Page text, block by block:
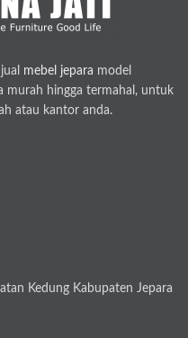
mebel jepara model
murah hingga termahal, untuk
atau kantor anda.
Kedung Kabupaten Jepara